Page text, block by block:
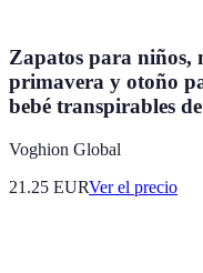
Zapatos para niños,
primavera y otoño
bebé transpirables
Voghion Global
21.25 EURVer el precio